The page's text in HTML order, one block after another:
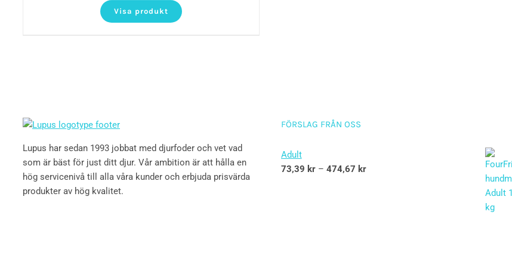
Visa produkt
Lupus har sedan 1993 jobbat med djurfoder och vet vad
som är bäst för just ditt djur. Vår ambition är att hålla en
hög servicenivå till alla våra kunder och erbjuda prisvärda
produkter av hög kvalitet.
FÖRSLAG FRÅN OSS
Adult
73,39 kr– 474,67 kr